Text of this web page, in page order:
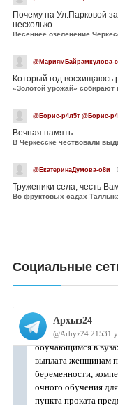
Почему на Ул.Парковой
несколько...
Весеннее озеленение
@МариямБайрамкулова-
Который год восхищаюсь
«Золотой урожай» собирают
@Борис-р4л5т @Борис-
Вечная память
@ЕкатеринаДумова-о8и
Труженики села, честь
Во фруктовых садах
Социальные